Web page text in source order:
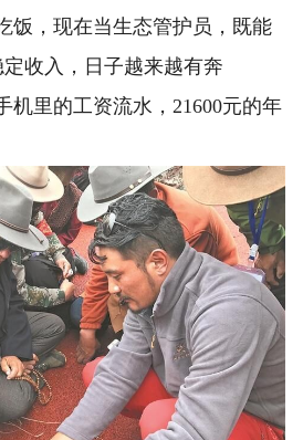
，现在当生态管护员，既能
收入，日子越来越有奔
机里的工资流水，21600元的年